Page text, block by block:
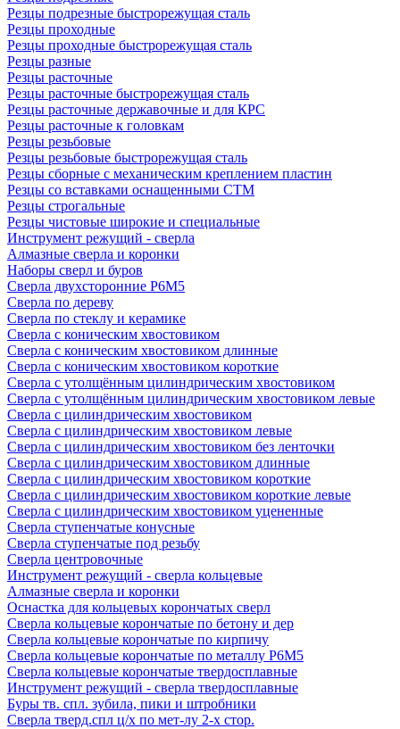
Резцы подрезные быстрорежущая сталь
Резцы проходные
Резцы проходные быстрорежущая сталь
Резцы разные
Резцы расточные
Резцы расточные быстрорежущая сталь
Резцы расточные державочные и для КРС
Резцы расточные к головкам
Резцы резьбовые
Резцы резьбовые быстрорежущая сталь
Резцы сборные с механическим креплением пластин
Резцы со вставками оснащенными СТМ
Резцы строгальные
Резцы чистовые широкие и специальные
Инструмент режущий - сверла
Алмазные сверла и коронки
Наборы сверл и буров
Сверла двухсторонние Р6М5
Сверла по дереву
Сверла по стеклу и керамике
Сверла с коническим хвостовиком
Сверла с коническим хвостовиком длинные
Сверла с коническим хвостовиком короткие
Сверла с утолщённым цилиндрическим хвостовиком
Сверла с утолщённым цилиндрическим хвостовиком левые
Сверла с цилиндрическим хвостовиком
Сверла с цилиндрическим хвостовиком левые
Сверла с цилиндрическим хвостовиком без ленточки
Сверла с цилиндрическим хвостовиком длинные
Сверла с цилиндрическим хвостовиком короткие
Сверла с цилиндрическим хвостовиком короткие левые
Сверла с цилиндрическим хвостовиком уцененные
Сверла ступенчатые конусные
Сверла ступенчатые под резьбу
Сверла центровочные
Инструмент режущий - сверла кольцевые
Алмазные сверла и коронки
Оснастка для кольцевых корончатых сверл
Сверла кольцевые корончатые по бетону и дер
Сверла кольцевые корончатые по кирпичу
Сверла кольцевые корончатые по металлу Р6М5
Сверла кольцевые корончатые твердосплавные
Инструмент режущий - сверла твердосплавные
Буры тв. спл. зубила, пики и штробники
Сверла тверд.спл ц/х по мет-лу 2-х стор.